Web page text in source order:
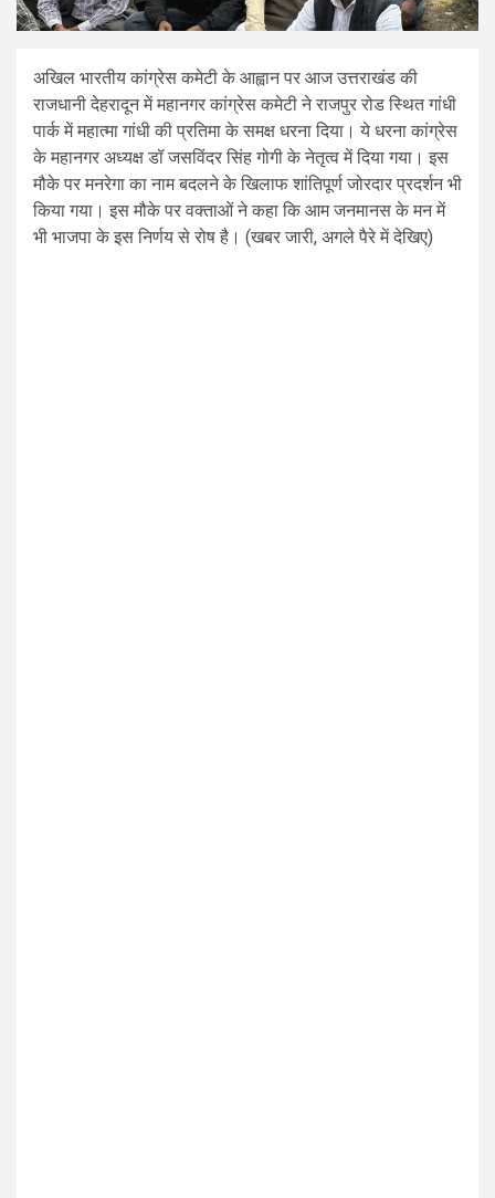
अखिल भारतीय कांग्रेस कमेटी के आह्वान पर आज उत्तराखंड की
राजधानी देहरादून में महानगर कांग्रेस कमेटी ने राजपुर रोड स्थित गांधी
पार्क में महात्मा गांधी की प्रतिमा के समक्ष धरना दिया। ये धरना कांग्रेस
के महानगर अध्यक्ष डॉ जसविंदर सिंह गोगी के नेतृत्व में दिया गया। इस
मौके पर मनरेगा का नाम बदलने के खिलाफ शांतिपूर्ण जोरदार प्रदर्शन भी
किया गया। इस मौके पर वक्ताओं ने कहा कि आम जनमानस के मन में
भी भाजपा के इस निर्णय से रोष है। (खबर जारी, अगले पैरे में देखिए)